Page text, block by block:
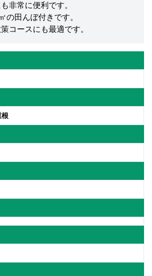
非常に便利です。
の田んぼ付きです。
コースにも最適です。
根